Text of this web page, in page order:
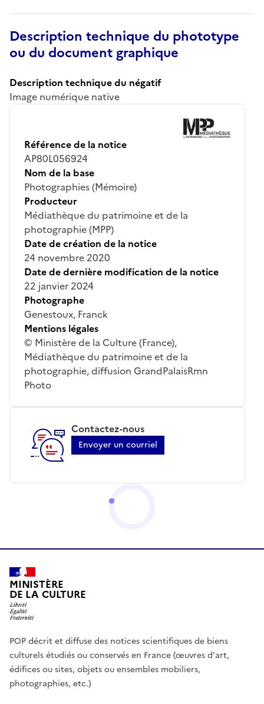
Description technique du phototype
ou du document graphique
Description technique du négatif
Image numérique native
Référence de la notice
AP80L056924
Nom de la base
Photographies (Mémoire)
Producteur
Médiathèque du patrimoine et de la
photographie (MPP)
Date de création de la notice
24 novembre 2020
Date de dernière modification de la notice
22 janvier 2024
Photographe
Genestoux, Franck
Mentions légales
© Ministère de la Culture (France),
Médiathèque du patrimoine et de la
photographie, diffusion GrandPalaisRmn
Photo
Contactez-nous
Envoyer un courriel
MINISTÈRE
DE LA CULTURE
POP décrit et diffuse des notices scientifiques de biens
culturels étudiés ou conservés en France (œuvres d'art,
édifices ou sites, objets ou ensembles mobiliers,
photographies, etc.)